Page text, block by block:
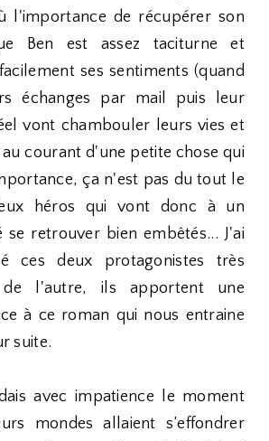
l'importance de récupérer son
Ben est assez taciturne et
ses sentiments (quand
échanges par mail puis leur
vont chambouler leurs vies et
courant d'une petite chose qui
ça n'est pas du tout le
héros qui vont donc à un
se retrouver bien embêtés... J'ai
ces deux protagonistes très
l'autre, ils apportent une
à ce roman qui nous entraine
suite.
avec impatience le moment
mondes allaient s’effondrer